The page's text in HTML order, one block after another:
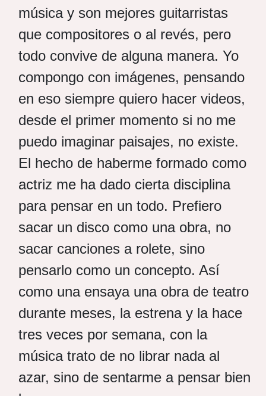
música y son mejores guitarristas
que compositores o al revés, pero
todo convive de alguna manera. Yo
compongo con imágenes, pensando
en eso siempre quiero hacer videos,
desde el primer momento si no me
puedo imaginar paisajes, no existe.
El hecho de haberme formado como
actriz me ha dado cierta disciplina
para pensar en un todo. Prefiero
sacar un disco como una obra, no
sacar canciones a rolete, sino
pensarlo como un concepto. Así
como una ensaya una obra de teatro
durante meses, la estrena y la hace
tres veces por semana, con la
música trato de no librar nada al
azar, sino de sentarme a pensar bien